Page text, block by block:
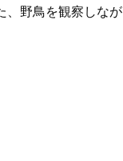
、野鳥を観察しなが